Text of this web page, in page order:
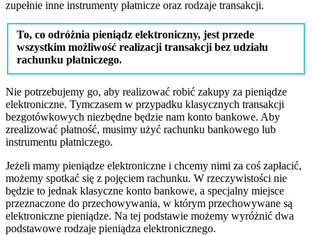
zupełnie inne instrumenty płatnicze oraz rodzaje transakcji.
To, co odróżnia pieniądz elektroniczny, jest przede
wszystkim możliwość realizacji transakcji bez udziału
rachunku płatniczego.
Nie potrzebujemy go, aby realizować robić zakupy za pieniądze
elektroniczne. Tymczasem w przypadku klasycznych transakcji
bezgotówkowych niezbędne będzie nam konto bankowe. Aby
zrealizować płatność, musimy użyć rachunku bankowego lub
instrumentu płatniczego.
Jeżeli mamy pieniądze elektroniczne i chcemy nimi za coś zapłacić,
możemy spotkać się z pojęciem rachunku. W rzeczywistości nie
będzie to jednak klasyczne konto bankowe, a specjalny miejsce
przeznaczone do przechowywania, w którym przechowywane są
elektroniczne pieniądze. Na tej podstawie możemy wyróżnić dwa
podstawowe rodzaje pieniądza elektronicznego.